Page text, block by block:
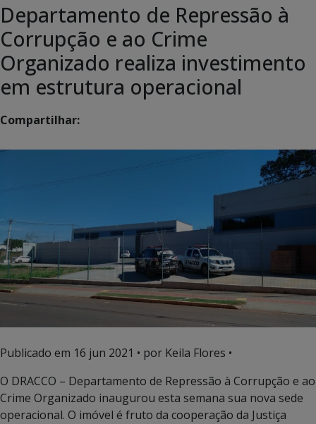
Departamento de Repressão à
Corrupção e ao Crime
Organizado realiza investimento
em estrutura operacional
Compartilhar:
Publicado em 16 jun 2021 • por Keila Flores •
O DRACCO – Departamento de Repressão à Corrupção e ao
Crime Organizado inaugurou esta semana sua nova sede
operacional. O imóvel é fruto da cooperação da Justiça